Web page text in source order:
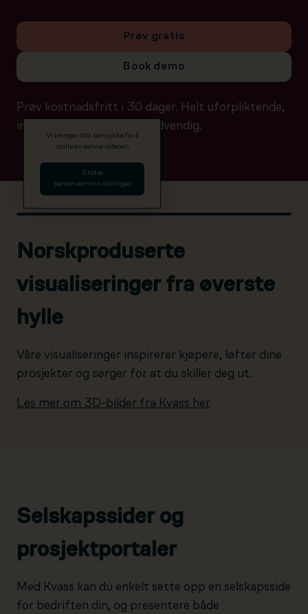
Prøv gratis
Book demo
Prøv kostnadsfritt i 30 dager. Helt uforpliktende,
ingen betalingsdetaljer nødvendig.
Vi trenger ditt samtykke for å
spille av denne videoen
Endre
personverninnstillinger
Norskproduserte
visualiseringer fra øverste
hylle
Våre visualiseringer inspirerer kjøpere, løfter dine
prosjekter og sørger for at du skiller deg ut.
Les mer om 3D-bilder fra Kvass her
Selskapssider og
prosjektportaler
Med Kvass kan du enkelt sette opp en selskapsside
for bedriften din, og presentere både